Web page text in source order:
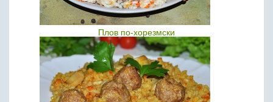
Плов по-хорезмски